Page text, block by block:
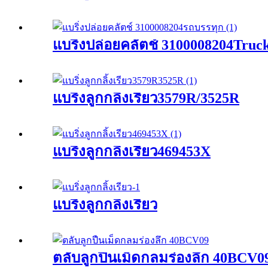
แบริ่งปล่อยคลัตช์
แบริ่งลูกกลิ้งเรียว3579R/3525R
แบริ่งลูกกลิ้งเรียว469453X
แบริ่งลูกกลิ้งเรียว
ตลับลูกปืนเม็ดกลมร่องลึก